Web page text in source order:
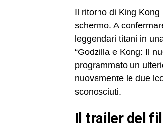
Il ritorno di King
schermo. A
leggendari titani in
“Godzilla e Kong: Il
programmato un
nuovamente le due
sconosciuti.
il trailer del